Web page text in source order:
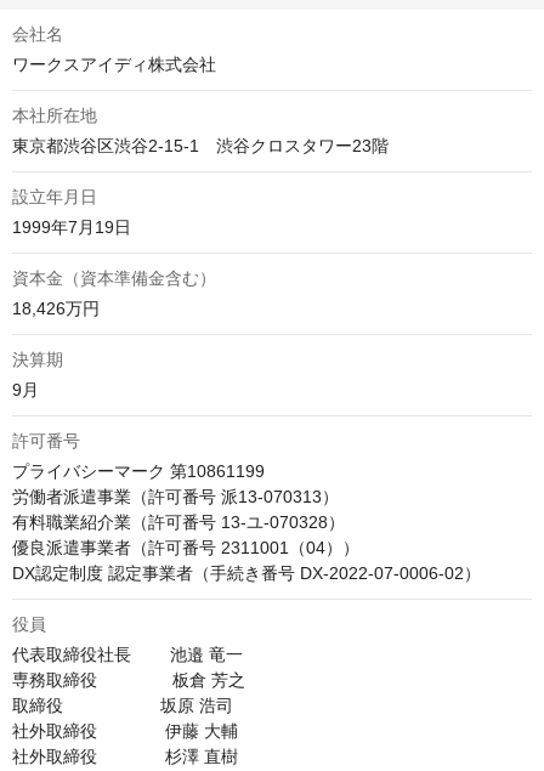
会社名
ワークスアイディ株式会社
本社所在地
東京都渋谷区渋谷2-15-1　渋谷クロスタワー23階
設立年月日
1999年7月19日
資本金（資本準備金含む）
18,426万円
決算期
9月
許可番号
プライバシーマーク 第10861199
労働者派遣事業（許可番号 派13-070313）
有料職業紹介業（許可番号 13-ユ-070328）
優良派遣事業者（許可番号 2311001（04））
DX認定制度 認定事業者（手続き番号 DX-2022-07-0006-02）
役員
代表取締役社長        池邉 竜一
専務取締役　　　     板倉 芳之
取締役                    坂原 浩司
社外取締役              伊藤 大輔
社外取締役              杉澤 直樹